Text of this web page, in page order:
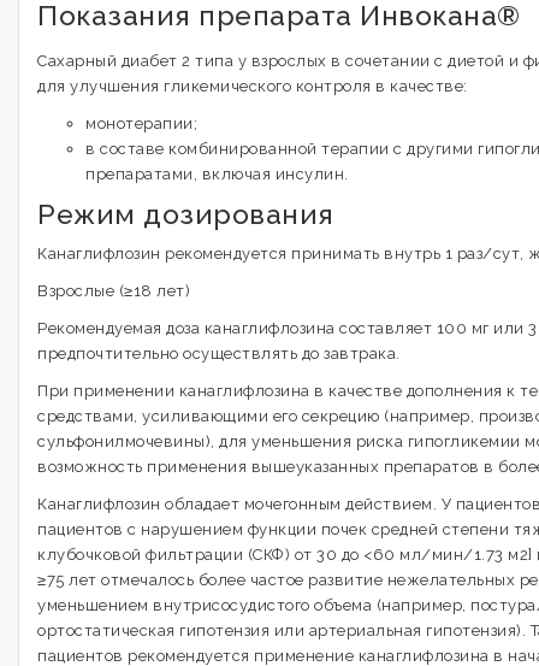
Показания препарата Инвокана®
Сахарный диабет 2 типа у взрослых в сочетании с диетой и
для улучшения гликемического контроля в качестве:
монотерапии;
в составе комбинированной терапии с другими
препаратами, включая инсулин.
Режим дозирования
Канаглифлозин рекомендуется принимать внутрь 1 раз/сут,
Взрослые (≥18 лет)
Рекомендуемая доза канаглифлозина составляет 100 мг или
предпочтительно осуществлять до завтрака.
При применении канаглифлозина в качестве дополнения к
средствами, усиливающими его секрецию (например,
сульфонилмочевины), для уменьшения риска гипогликемии
возможность применения вышеуказанных препаратов в
Канаглифлозин обладает мочегонным действием. У
пациентов с нарушением функции почек средней степени
клубочковой фильтрации (СКФ) от 30 до <60 мл/мин/1.73 м2]
≥75 лет отмечалось более частое развитие нежелательных
уменьшением внутрисосудистого объема (например,
ортостатическая гипотензия или артериальная гипотензия).
пациентов рекомендуется применение канаглифлозина в